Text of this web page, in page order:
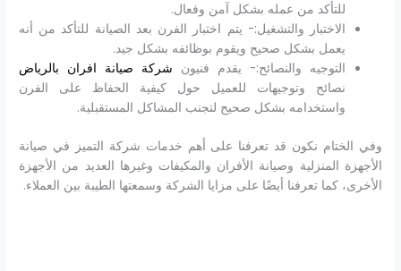
للتأكد من عمله بشكل آمن وفعال.
الاختبار والتشغيل:- يتم اختبار الفرن بعد الصيانة للتأكد من أنه
يعمل بشكل صحيح ويقوم بوظائفه بشكل جيد.
التوجيه والنصائح:- يقدم فنيون شركة صيانة افران بالرياض
نصائح وتوجيهات للعميل حول كيفية الحفاظ على الفرن
واستخدامه بشكل صحيح لتجنب المشاكل المستقبلية.
وفي الختام نكون قد تعرفنا على أهم خدمات شركة التميز في صيانة
الأجهزة المنزلية وصيانة الأفران والمكيفات وغيرها العديد من الأجهزة
الأخرى، كما تعرفنا أيضًا على مزايا الشركة وسمعتها الطيبة بين العملاء.